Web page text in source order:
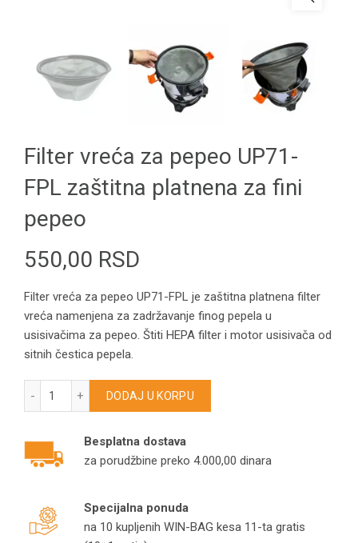
Filter vreća za pepeo UP71-
FPL zaštitna platnena za fini
pepeo
550,00 RSD
Filter vreća za pepeo UP71-FPL je zaštitna platnena filter
vreća namenjena za zadržavanje finog pepela u
usisivačima za pepeo. Štiti HEPA filter i motor usisivača od
sitnih čestica pepela.
Filter vreća za pepeo UP71-FPL zaštitna platnena za fini
DODAJ U KORPU
Besplatna dostava
za porudžbine preko 4.000,00 dinara
Specijalna ponuda
na 10 kupljenih WIN-BAG kesa 11-ta gratis